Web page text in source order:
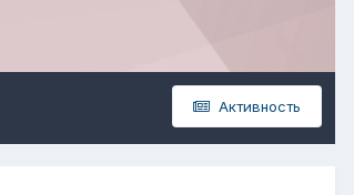
Активность